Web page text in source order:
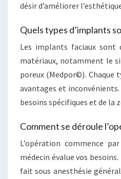
désir d’améliorer
Quels types d’implants
Les implants faciaux sont
matériaux, notamment le
poreux (Medpor©). Chaque
avantages et
besoins spécifiques et de la
Comment se déroule
L’opération commence
médecin évalue vos
fait sous anesthésie